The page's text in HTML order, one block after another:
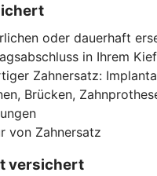
oder dauerhaft
in Ihrem
Zahnersatz:
Brücken,
von Zahnersatz
versichert